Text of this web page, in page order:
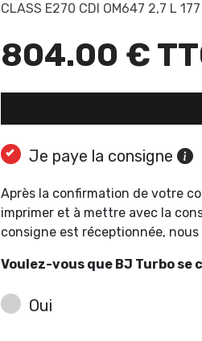
CLASS E270 CDI OM647 2,7 L
804.00 €
Je paye la consigne
Après la confirmation de votre
imprimer et à mettre avec la
consigne est réceptionnée,
Voulez-vous que BJ Turbo se
Oui